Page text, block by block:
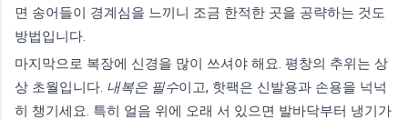
면 송어들이 경계심을 느끼니 조금 한적한 곳을 공략하는 것도
방법입니다.
마지막으로 복장에 신경을 많이 쓰셔야 해요. 평창의 추위는 상
상 초월입니다. 내복은 필수이고, 핫팩은 신발용과 손용을 넉넉
히 챙기세요. 특히 얼음 위에 오래 서 있으면 발바닥부터 냉기가